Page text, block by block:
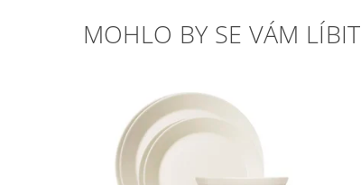
MOHLO BY SE VÁM LÍBIT